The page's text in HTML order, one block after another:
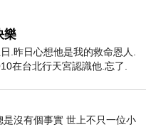
樂
.昨日心想他是我的救命恩人.
在台北行天宮認識他.忘了.
學
沒有個事實 世上不只一位小